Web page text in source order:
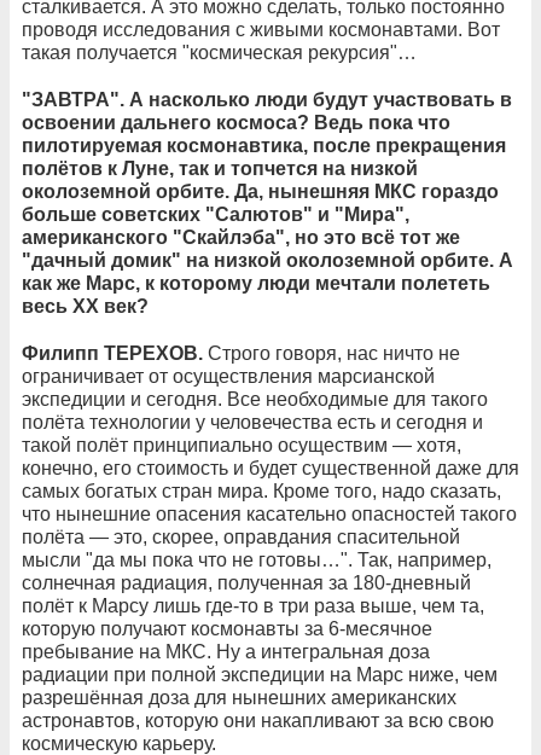
сталкивается. А это можно сделать, только постоянно
проводя исследования с живыми космонавтами. Вот
такая получается "космическая рекурсия"…
"ЗАВТРА". А насколько люди будут участвовать в
освоении дальнего космоса? Ведь пока что
пилотируемая космонавтика, после прекращения
полётов к Луне, так и топчется на низкой
околоземной орбите. Да, нынешняя МКС гораздо
больше советских "Салютов" и "Мира",
американского "Скайлэба", но это всё тот же
"дачный домик" на низкой околоземной орбите. А
как же Марс, к которому люди мечтали полететь
весь ХХ век?
Филипп ТЕРЕХОВ. Строго говоря, нас ничто не
ограничивает от осуществления марсианской
экспедиции и сегодня. Все необходимые для такого
полёта технологии у человечества есть и сегодня и
такой полёт принципиально осуществим — хотя,
конечно, его стоимость и будет существенной даже для
самых богатых стран мира. Кроме того, надо сказать,
что нынешние опасения касательно опасностей такого
полёта — это, скорее, оправдания спасительной
мысли "да мы пока что не готовы…". Так, например,
солнечная радиация, полученная за 180-дневный
полёт к Марсу лишь где-то в три раза выше, чем та,
которую получают космонавты за 6-месячное
пребывание на МКС. Ну а интегральная доза
радиации при полной экспедиции на Марс ниже, чем
разрешённая доза для нынешних американских
астронавтов, которую они накапливают за всю свою
космическую карьеру.